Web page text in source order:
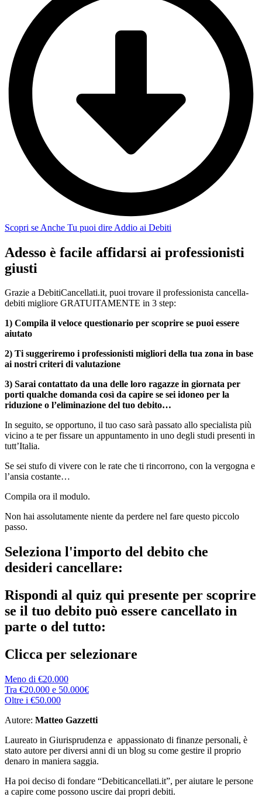
Scopri se Anche Tu puoi dire Addio ai Debiti​
Adesso è facile affidarsi ai professionisti
giusti
Grazie a DebitiCancellati.it, puoi trovare il professionista cancella-
debiti migliore GRATUITAMENTE in 3 step:
1) Compila il veloce questionario per scoprire se puoi essere
aiutato
2) Ti suggeriremo i professionisti migliori della tua zona in base
ai nostri criteri di valutazione
3) Sarai contattato da una delle loro ragazze in giornata per
porti qualche domanda così da capire se sei idoneo per la
riduzione o l’eliminazione del tuo debito…
In seguito, se opportuno, il tuo caso sarà passato allo specialista più
vicino a te per fissare un appuntamento in uno degli studi presenti in
tutt’Italia.
Se sei stufo di vivere con le rate che ti rincorrono, con la vergogna e
l’ansia costante…
Compila ora il modulo.
Non hai assolutamente niente da perdere nel fare questo piccolo
passo.
Seleziona l'importo del debito che
desideri cancellare:
Rispondi al quiz qui presente per scoprire
se il tuo debito può essere cancellato in
parte o del tutto:
Clicca per selezionare
Meno di €20.000
Tra €20.000 e 50.000€
Oltre i €50.000
Autore: Matteo Gazzetti
Laureato in Giurisprudenza e appassionato di finanze personali, è
stato autore per diversi anni di un blog su come gestire il proprio
denaro in maniera saggia.
Ha poi deciso di fondare “Debiticancellati.it”, per aiutare le persone
a capire come possono uscire dai propri debiti.